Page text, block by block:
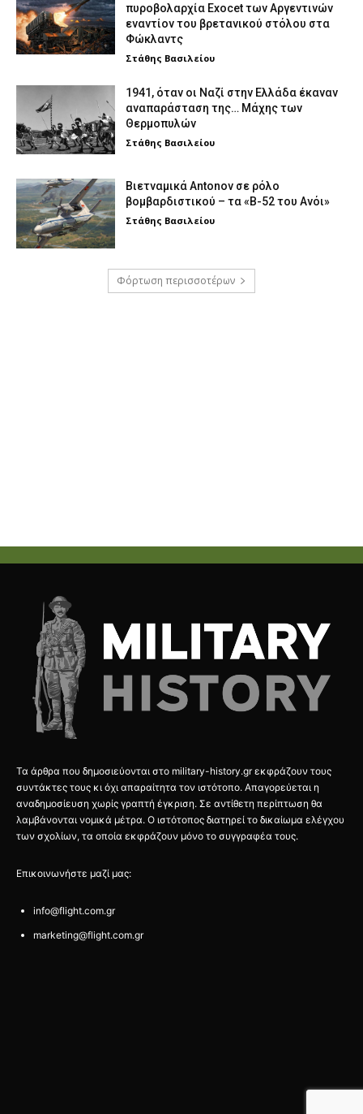
πυροβολαρχία Exocet των Αργεντινών
εναντίον του βρετανικού στόλου στα
Φώκλαντς
Στάθης Βασιλείου
1941, όταν οι Ναζί στην Ελλάδα έκαναν
αναπαράσταση της… Μάχης των
Θερμοπυλών
Στάθης Βασιλείου
Βιετναμικά Antonov σε ρόλο
βομβαρδιστικού – τα «Β-52 του Ανόι»
Στάθης Βασιλείου
Φόρτωση περισσοτέρων
Τα άρθρα που δημοσιεύονται στο military-history.gr εκφράζουν τους
συντάκτες τους κι όχι απαραίτητα τον ιστότοπο. Απαγορεύεται η
αναδημοσίευση χωρίς γραπτή έγκριση. Σε αντίθετη περίπτωση θα
λαμβάνονται νομικά μέτρα. Ο ιστότοπος διατηρεί το δικαίωμα ελέγχου
των σχολίων, τα οποία εκφράζουν μόνο το συγγραφέα τους.
Επικοινωνήστε μαζί μας:
info@flight.com.gr
marketing@flight.com.gr